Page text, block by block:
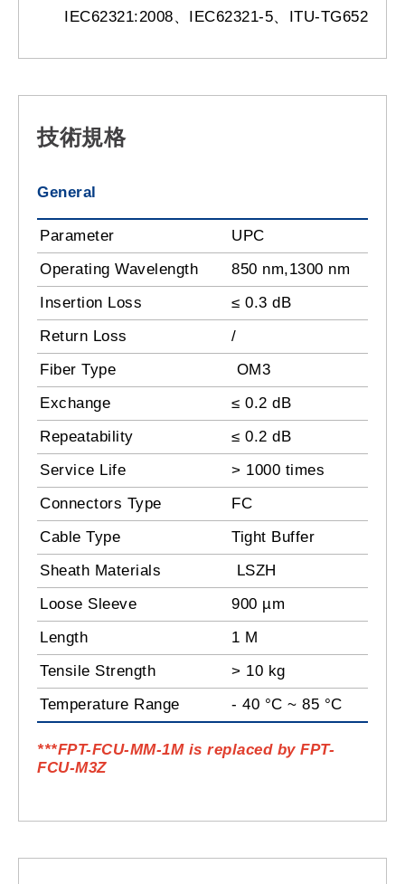
IEC62321:2008、IEC62321-5、ITU-TG652
技術規格
General
Parameter
UPC
Operating Wavelength
850 nm,1300 nm
Insertion Loss
≤ 0.3 dB
Return Loss
/
Fiber Type
OM3
Exchange
≤ 0.2 dB
Repeatability
≤ 0.2 dB
Service Life
> 1000 times
Connectors Type
FC
Cable Type
Tight Buffer
Sheath Materials
LSZH
Loose Sleeve
900 µm
Length
1 M
Tensile Strength
> 10 kg
Temperature Range
- 40 °C ~ 85 °C
***FPT-FCU-MM-1Mis replaced by FPT-
FCU-M3Z